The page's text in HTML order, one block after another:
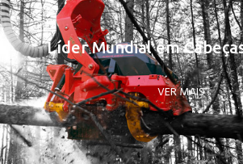
Líder Mundial em
VER MAIS